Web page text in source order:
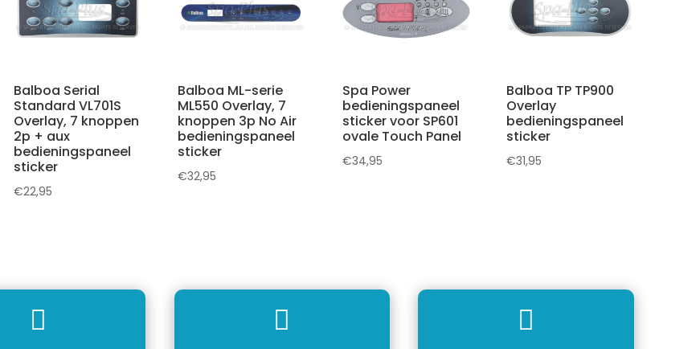
Balboa Serial
Standard VL701S
Overlay, 7 knoppen
2p + aux
bedieningspaneel
sticker
€22,95
Balboa ML-serie
ML550 Overlay, 7
knoppen 3p No Air
bedieningspaneel
sticker
€32,95
Spa Power
bedieningspaneel
sticker voor SP601
ovale Touch Panel
€34,95
Balboa TP TP900
Overlay
bedieningspaneel
sticker
€31,95
  